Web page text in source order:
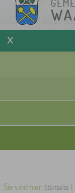
Sie sind hier: Startseite |